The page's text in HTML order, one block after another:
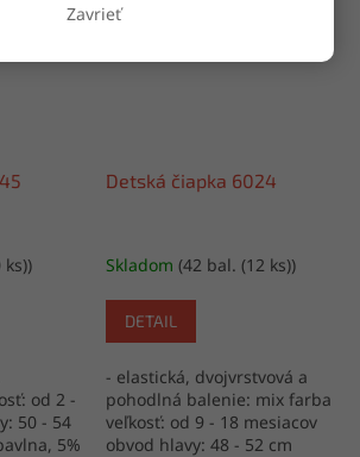
Zavrieť
ks))
od 2 -
50 - 54
5%
Detská čiapka 6024
Skladom (42 bal. (12 ks))
DETAIL
- elastická, dvojvrstvová a
pohodlná balenie: mix farba
veľkosť: od 9 - 18 mesiacov
obvod hlavy: 48 - 52 cm